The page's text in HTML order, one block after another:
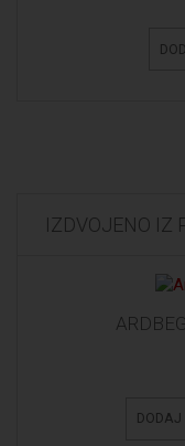
IZDVOJENO IZ
DODAJ